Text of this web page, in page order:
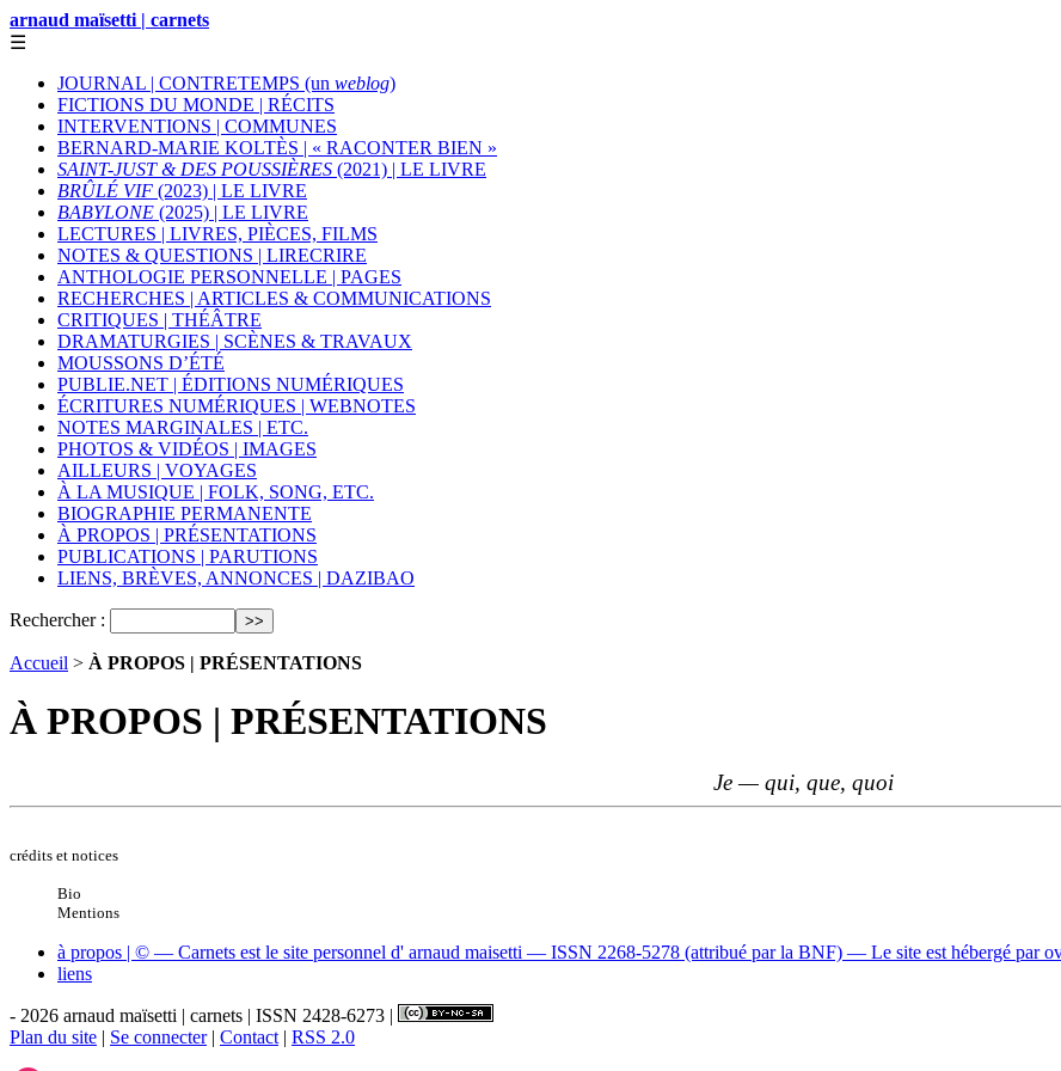
arnaud maïsetti | carnets
☰
JOURNAL | CONTRETEMPS (un weblog)
FICTIONS DU MONDE | RÉCITS
INTERVENTIONS | COMMUNES
BERNARD-MARIE KOLTÈS | « RACONTER BIEN »
SAINT-JUST & DES POUSSIÈRES (2021) | LE LIVRE
BRÛLÉ VIF (2023) | LE LIVRE
BABYLONE (2025) | LE LIVRE
LECTURES | LIVRES, PIÈCES, FILMS
NOTES & QUESTIONS | LIRECRIRE
ANTHOLOGIE PERSONNELLE | PAGES
RECHERCHES | ARTICLES & COMMUNICATIONS
CRITIQUES | THÉÂTRE
DRAMATURGIES | SCÈNES & TRAVAUX
MOUSSONS D’ÉTÉ
PUBLIE.NET | ÉDITIONS NUMÉRIQUES
ÉCRITURES NUMÉRIQUES | WEBNOTES
NOTES MARGINALES | ETC.
PHOTOS & VIDÉOS | IMAGES
AILLEURS | VOYAGES
À LA MUSIQUE | FOLK, SONG, ETC.
BIOGRAPHIE PERMANENTE
À PROPOS | PRÉSENTATIONS
PUBLICATIONS | PARUTIONS
LIENS, BRÈVES, ANNONCES | DAZIBAO
Rechercher :
Accueil > À PROPOS | PRÉSENTATIONS
À PROPOS | PRÉSENTATIONS
Je — qui, que, quoi
crédits et notices
Bio
Mentions
à propos | © — Carnets est le site personnel d' arnaud maisetti — ISSN 2268-5278 (attribué par la BNF) — Le site est hébergé par
liens
- 2026 arnaud maïsetti | carnets | ISSN 2428-6273 |
Plan du site | Se connecter| Contact | RSS 2.0